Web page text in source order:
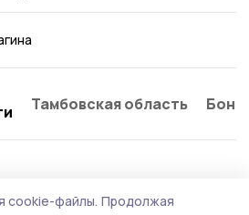
Тамбовская область
cookie-файлы. Продолжая